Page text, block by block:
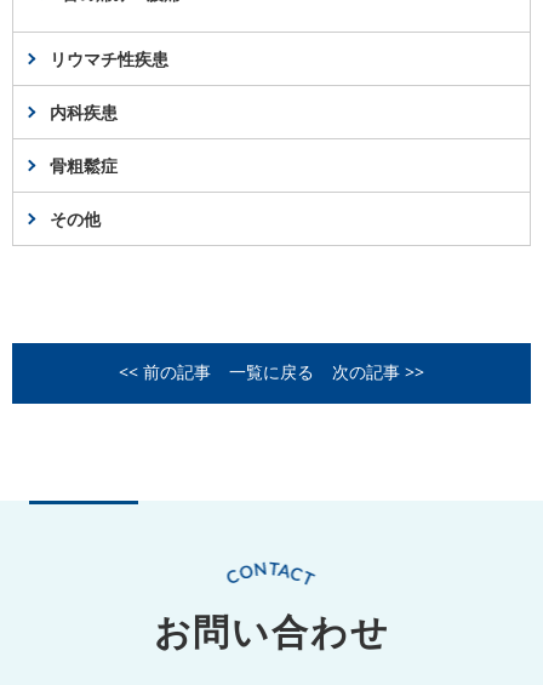
リウマチ性疾患
内科疾患
骨粗鬆症
その他
<< 前の記事 一覧に戻る 次の記事 >>
お問い合わせ